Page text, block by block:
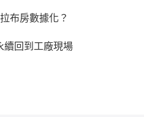
布房數據化？
續回到工廠現場